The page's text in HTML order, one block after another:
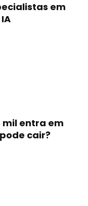
em
mil entra em
cair?